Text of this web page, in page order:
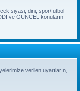
siyasi, dini, spor/futbol
ve GÜNCEL konuların
verilen uyarıların,